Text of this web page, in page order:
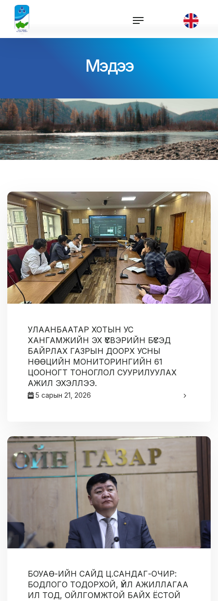
Мэдээ
УЛААНБААТАР ХОТЫН УС
ХАНГАМЖИЙН ЭХ ҮҮСВЭРИЙН БҮСЭД
БАЙРЛАХ ГАЗРЫН ДООРХ УСНЫ
НӨӨЦИЙН МОНИТОРИНГИЙН 61
ЦООНОГТ ТОНОГЛОЛ СУУРИЛУУЛАХ
АЖИЛ ЭХЭЛЛЭЭ.
5 сарын 21, 2026
БОУАӨ-ИЙН САЙД Ц.САНДАГ-ОЧИР:
БОДЛОГО ТОДОРХОЙ, ҮЙЛ АЖИЛЛАГАА
ИЛ ТОД, ОЙЛГОМЖТОЙ БАЙХ ЁСТОЙ